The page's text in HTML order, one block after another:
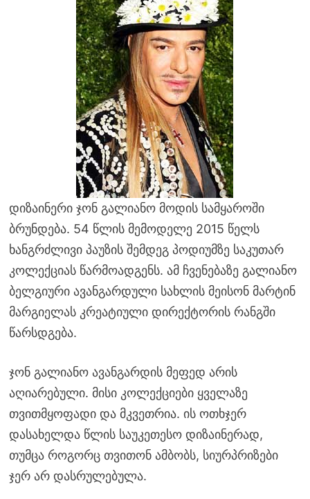
დიზაინერი ჯონ გალიანო მოდის სამყაროში
ბრუნდება. 54 წლის მემოდელე 2015 წელს
ხანგრძლივი პაუზის შემდეგ პოდიუმზე საკუთარ
კოლექციას წარმოადგენს. ამ ჩვენებაზე გალიანო
ბელგიური ავანგარდული სახლის მეისონ მარტინ
მარგიელას კრეატიული დირექტორის რანგში
წარსდგება.
ჯონ გალიანო ავანგარდის მეფედ არის
აღიარებული. მისი კოლექციები ყველაზე
თვითმყოფადი და მკვეთრია. ის ოთხჯერ
დასახელდა წლის საუკეთესო დიზაინერად,
თუმცა როგორც თვითონ ამბობს, სიურპრიზები
ჯერ არ დასრულებულა.